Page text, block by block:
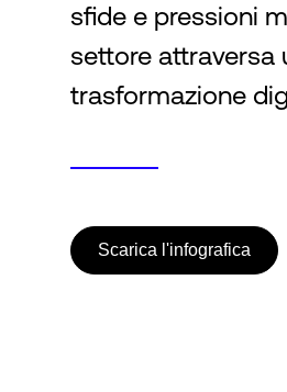
Accesso
sfide e pressioni
settore attraversa
trasformazione
Scarica l'infografica